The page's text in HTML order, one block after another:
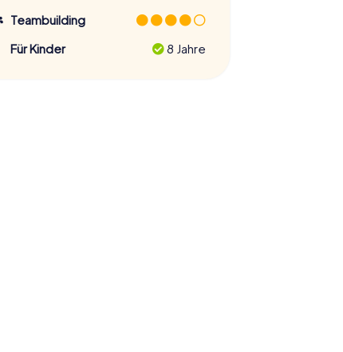
Teambuilding
Für Kinder
8 Jahre